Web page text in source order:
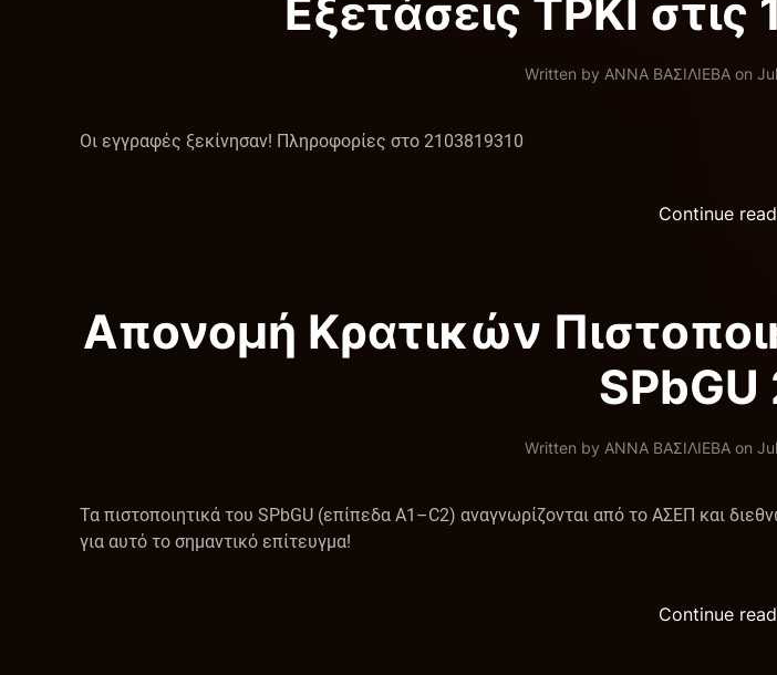
Εξετάσεις ΤΡΚΙ
Written by ΑΝΝΑ ΒΑΣΙΛΙΕΒΑon
Οι εγγραφές ξεκίνησαν! Πληροφορίες στο 2103819310
Continue
Απονομή Κρατικών
Written by ΑΝΝΑ ΒΑΣΙΛΙΕΒΑon
Τα πιστοποιητικά του SPbGU (επίπεδα A1–C2) αναγνωρίζονται από το ΑΣΕΠ και
για αυτό το σημαντικό επίτευγμα!
Continue